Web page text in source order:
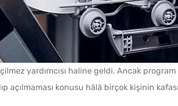
yardımcısı haline geldi. Ancak program
açılmaması konusu hâlâ birçok kişinin